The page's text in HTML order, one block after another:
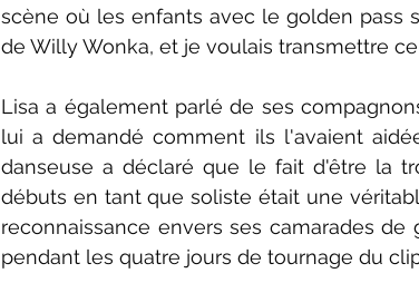
scène où les enfants avec le golden pass
de Willy Wonka, et je voulais transmettre
Lisa a également parlé de ses
lui a demandé comment ils l'avaient
danseuse a déclaré que le fait d'être la
débuts en tant que soliste était une
reconnaissance envers ses camarades
pendant les quatre jours de tournage du